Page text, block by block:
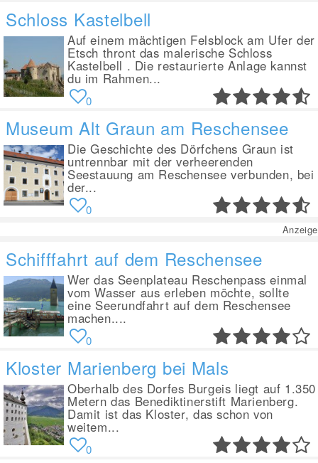
Schloss Kastelbell
Auf einem mächtigen Felsblock am Ufer der
Etsch thront das malerische Schloss
Kastelbell . Die restaurierte Anlage kannst
du im Rahmen...
0
Museum Alt Graun am Reschensee
Die Geschichte des Dörfchens Graun ist
untrennbar mit der verheerenden
Seestauung am Reschensee verbunden, bei
der...
0
Anzeige
Schifffahrt auf dem Reschensee
Wer das Seenplateau Reschenpass einmal
vom Wasser aus erleben möchte, sollte
eine Seerundfahrt auf dem Reschensee
machen....
0
Kloster Marienberg bei Mals
Oberhalb des Dorfes Burgeis liegt auf 1.350
Metern das Benediktinerstift Marienberg.
Damit ist das Kloster, das schon von
weitem...
0